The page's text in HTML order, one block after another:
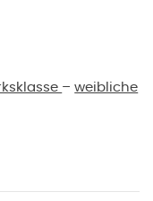
–weibliche